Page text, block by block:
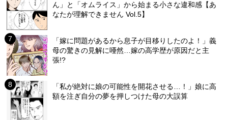
ん」と「オムライス」から始まる小さな違和感【あ
なたが理解できません Vol.5】
「嫁に問題があるから息子が目移りしたのよ！」義
母の驚きの見解に唖然…嫁の高学歴が原因だと主
張!?
「私が絶対に娘の可能性を開花させる…！」娘に高
額を注ぎ自分の夢を押しつけた母の大誤算